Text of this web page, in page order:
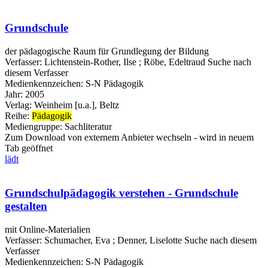
Grundschule
der pädagogische Raum für Grundlegung der Bildung
Verfasser: Lichtenstein-Rother, Ilse ; Röbe, Edeltraud Suche nach
diesem Verfasser
Medienkennzeichen: S-N Pädagogik
Jahr: 2005
Verlag: Weinheim [u.a.], Beltz
Reihe: Pädagogik
Mediengruppe: Sachliteratur
Zum Download von externem Anbieter wechseln - wird in neuem
Tab geöffnet
lädt
Grundschulpädagogik verstehen - Grundschule
gestalten
mit Online-Materialien
Verfasser: Schumacher, Eva ; Denner, Liselotte Suche nach diesem
Verfasser
Medienkennzeichen: S-N Pädagogik